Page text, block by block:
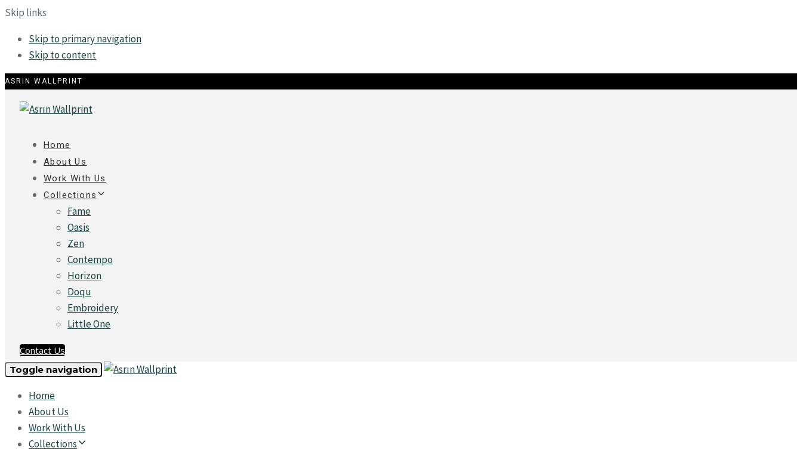
Skip links
Skip to primary navigation
Skip to content
ASRIN WALLPRINT
Home
About Us
Work With Us
Collections
Fame
Oasis
Zen
Contempo
Horizon
Doqu
Embroidery
Little One
Contact Us
Toggle navigation
Home
About Us
Work With Us
Collections